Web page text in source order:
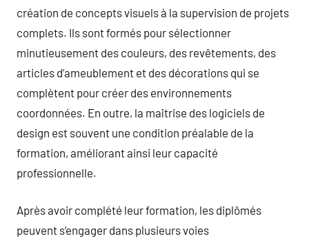
création de concepts visuels à la supervision de projets
complets. Ils sont formés pour sélectionner
minutieusement des couleurs, des revêtements, des
articles d’ameublement et des décorations qui se
complètent pour créer des environnements
coordonnées. En outre, la maîtrise des logiciels de
design est souvent une condition préalable de la
formation, améliorant ainsi leur capacité
professionnelle.
Après avoir complété leur formation, les diplômés
peuvent s’engager dans plusieurs voies